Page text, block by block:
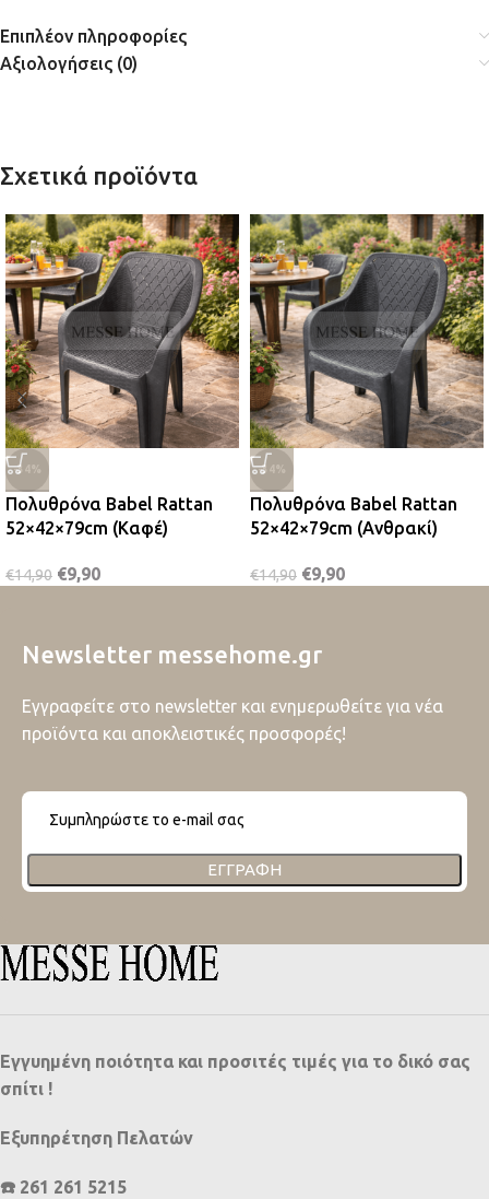
Επιπλέον πληροφορίες
Αξιολογήσεις (0)
Σχετικά προϊόντα
-34%
Πολυθρόνα Babel Rattan
52×42×79cm (Καφέ)
€14,90 €9,90
-34%
Πολυθρόνα Babel Rattan
52×42×79cm (Ανθρακί)
€14,90 €9,90
Newsletter messehome.gr
Εγγραφείτε στο newsletter και ενημερωθείτε για νέα
προϊόντα και αποκλειστικές προσφορές!
ΕΓΓΡΑΦΉ
Εγγυημένη ποιότητα και προσιτές τιμές για το δικό σας
σπίτι !
Εξυπηρέτηση Πελατών
☎️ 261 261 5215